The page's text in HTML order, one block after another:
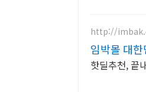
http://
임박몰 대
핫딜추천, 끝